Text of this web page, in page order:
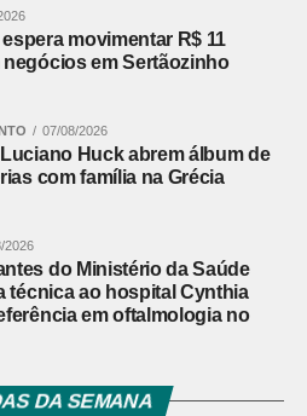
movimentar R$ 11
negócios em Sertãozinho
07/08/2026
Huck abrem álbum de
com família na Grécia
2026
do Ministério da Saúde
técnica ao hospital Cynthia
em oftalmologia no
DA SEMANA